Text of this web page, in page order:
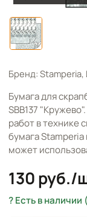
Бренд: Stamperia,
Бумага для
SBB137
работ в технике
бумага
может
130 руб./
Есть в наличии